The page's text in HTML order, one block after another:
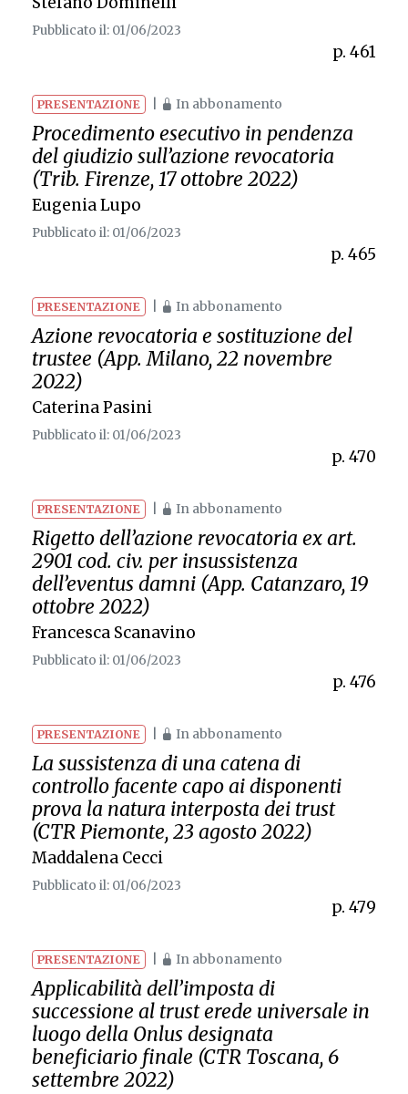
Pubblicato il: 01/06/2023
p. 461
PRESENTAZIONE In abbonamento
Procedimento esecutivo in pendenza
del giudizio sull’azione revocatoria
(Trib. Firenze, 17 ottobre 2022)
Eugenia Lupo
Pubblicato il: 01/06/2023
p. 465
PRESENTAZIONE In abbonamento
Azione revocatoria e sostituzione del
trustee (App. Milano, 22 novembre
2022)
Caterina Pasini
Pubblicato il: 01/06/2023
p. 470
PRESENTAZIONE In abbonamento
Rigetto dell’azione revocatoriaexart.
2901 cod. civ. per insussistenza
dell’eventus damni (App. Catanzaro, 19
ottobre 2022)
Francesca Scanavino
Pubblicato il: 01/06/2023
p. 476
PRESENTAZIONE In abbonamento
La sussistenza di una catena di
controllo facente capo ai disponenti
prova la natura interposta dei trust
(CTR Piemonte, 23 agosto 2022)
Maddalena Cecci
Pubblicato il: 01/06/2023
p. 479
PRESENTAZIONE In abbonamento
Applicabilità dell’imposta di
successione al trust erede universale in
luogo della Onlus designata
beneficiario finale (CTR Toscana, 6
settembre 2022)